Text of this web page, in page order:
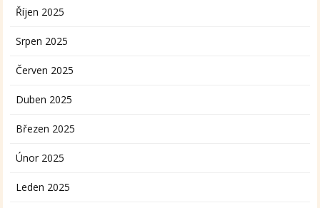
Říjen 2025
Srpen 2025
Červen 2025
Duben 2025
Březen 2025
Únor 2025
Leden 2025